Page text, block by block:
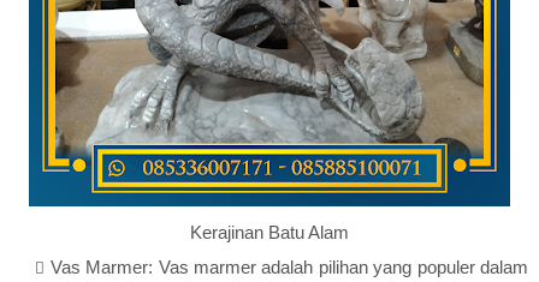
Kerajinan Batu Alam
Vas Marmer: Vas marmer adalah pilihan yang populer dalam